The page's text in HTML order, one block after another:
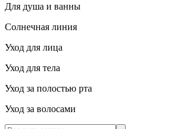
Для душа и ванны
Солнечная линия
Уход для лица
Уход для тела
Уход за полостью рта
Уход за волосами